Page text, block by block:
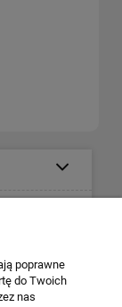
poprawne
do Twoich
nas